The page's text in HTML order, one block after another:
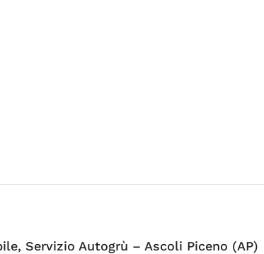
Servizio Autogrù – Ascoli Piceno (AP)